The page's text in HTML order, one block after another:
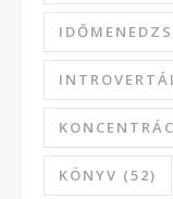
KÖNYV (52)